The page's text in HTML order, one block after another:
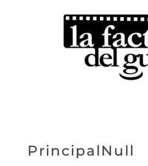
PrincipalNull